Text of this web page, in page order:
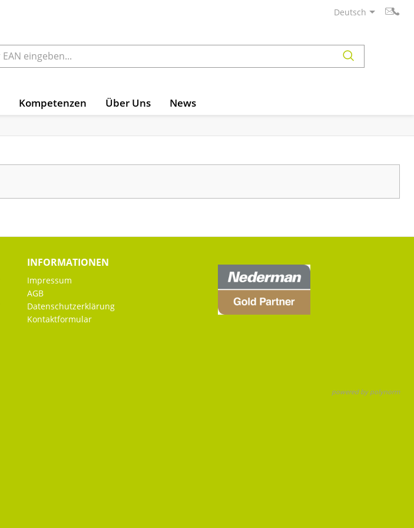
Deutsch
Kompetenzen Über Uns News
INFORMATIONEN
Impressum
AGB
Datenschutzerklärung
Kontaktformular
powered by polynorm